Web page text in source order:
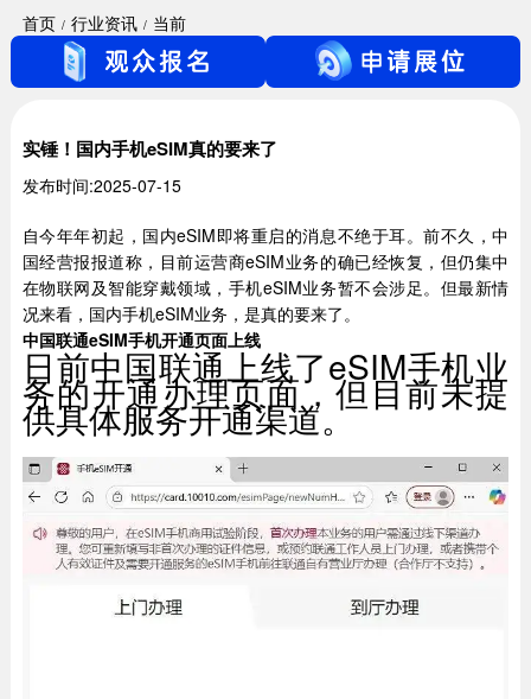
首页 行业资讯 当前
实锤！国内手机eSIM真的要来了
发布时间:2025-07-15
自今年年初起，国内eSIM即将重启的消息不绝于耳。前不久，中
国经营报报道称，目前运营商eSIM业务的确已经恢复，但仍集中
在物联网及智能穿戴领域，手机eSIM业务暂不会涉足。但最新情
况来看，国内手机eSIM业务，是真的要来了。
中国联通eSIM手机开通页面上线
日前中国联通上线了eSIM手机业
务的开通办理页面，但目前未提
供具体服务开通渠道。